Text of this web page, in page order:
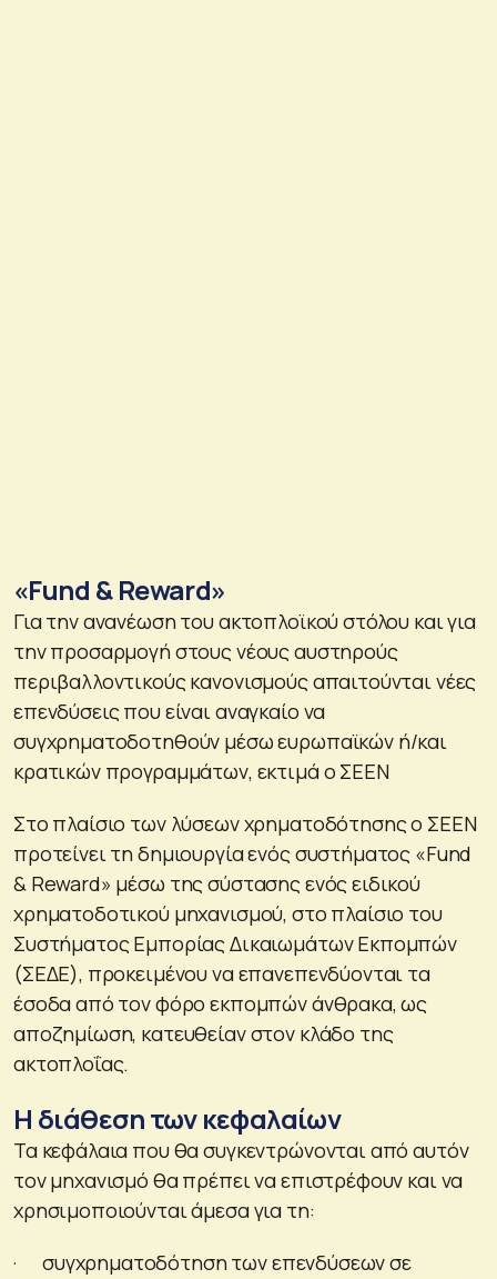
«Fund & Reward»
Για την ανανέωση του ακτοπλοϊκού στόλου και για
την προσαρμογή στους νέους αυστηρούς
περιβαλλοντικούς κανονισμούς απαιτούνται νέες
επενδύσεις που είναι αναγκαίο να
συγχρηματοδοτηθούν μέσω ευρωπαϊκών ή/και
κρατικών προγραμμάτων, εκτιμά ο ΣΕΕΝ
Στο πλαίσιο των λύσεων χρηματοδότησης ο ΣΕΕΝ
προτείνει τη δημιουργία ενός συστήματος «Fund
& Reward» μέσω της σύστασης ενός ειδικού
χρηματοδοτικού μηχανισμού, στο πλαίσιο του
Συστήματος Εμπορίας Δικαιωμάτων Εκπομπών
(ΣΕΔΕ), προκειμένου να επανεπενδύονται τα
έσοδα από τον φόρο εκπομπών άνθρακα, ως
αποζημίωση, κατευθείαν στον κλάδο της
ακτοπλοΐας.
Η διάθεση των κεφαλαίων
Τα κεφάλαια που θα συγκεντρώνονται από αυτόν
τον μηχανισμό θα πρέπει να επιστρέφουν και να
χρησιμοποιούνται άμεσα για τη:
· συγχρηματοδότηση των επενδύσεων σε